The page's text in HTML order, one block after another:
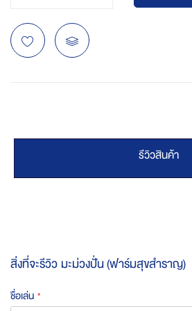
รีวิวสินค้า
สิ่งที่จะรีวิว มะม่วงปั่น (ฟาร์มสุขสำราญ)
ชื่อเล่น